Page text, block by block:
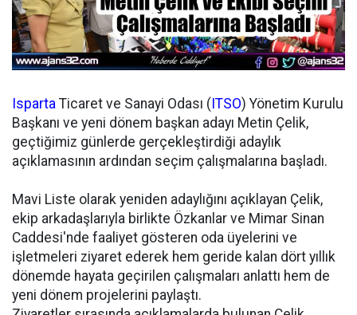
Isparta Ticaret ve Sanayi Odası ( ITSO) Yönetim Kurulu
Başkanı ve yeni dönem başkan adayı Metin Çelik,
geçtiğimiz günlerde gerçekleştirdiği adaylık
açıklamasının ardından seçim çalışmalarına başladı.
Mavi Liste olarak yeniden adaylığını açıklayan Çelik,
ekip arkadaşlarıyla birlikte Özkanlar ve Mimar Sinan
Caddesi'nde faaliyet gösteren oda üyelerini ve
işletmeleri ziyaret ederek hem geride kalan dört yıllık
dönemde hayata geçirilen çalışmaları anlattı hem de
yeni dönem projelerini paylaştı.